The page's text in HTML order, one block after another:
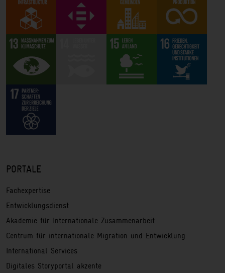
PORTALE
Fachexpertise
Entwicklungsdienst
Akademie für Internationale Zusammenarbeit
Centrum für internationale Migration und Entwicklung
International Services
Digitales Storyportal akzente